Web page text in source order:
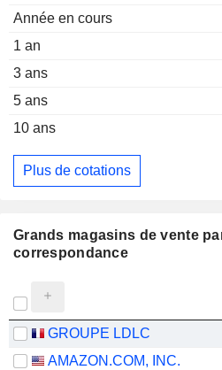
Année en cours
1 an
3 ans
5 ans
10 ans
Plus de cotations
Grands magasins de vente
correspondance
GROUPE LDLC
AMAZON.COM, INC.